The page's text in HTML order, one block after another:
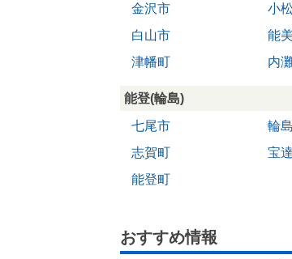
金沢市
小
白山市
能
津幡町
内
能登(輪島)
七尾市
輪
志賀町
宝
能登町
おすすめ情報